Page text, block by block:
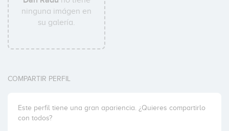
ninguna imágen en
su galería.
COMPARTIR PERFIL
Este perfil tiene una gran apariencia. ¿Quieres compartirlo
con todos?